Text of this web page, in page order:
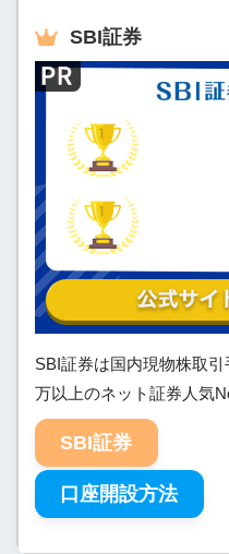
SBI証券
SBI証券は国内現物株取
万以上のネット証券人気
SBI証券
口座開設方法